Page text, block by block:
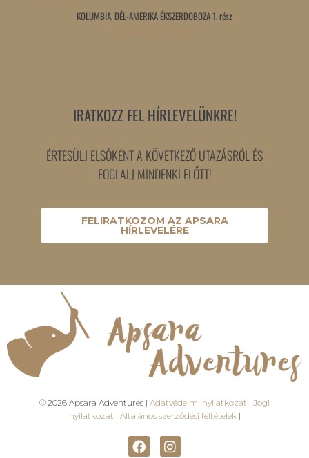
KOLUMBIA, DÉL-AMERIKA ÉKSZERDOBOZA 1. rész
IRATKOZZ FEL HÍRLEVELÜNKRE!
ÉRTESÜLJ ELSŐKÉNT A KÖVETKEZŐ UTAZÁSRÓL ÉS
FOGLALJ MINDENKI ELŐTT!
FELIRATKOZOM AZ APSARA
HÍRLEVELÉRE
© 2026 Apsara Adventures | Adatvédelmi nyilatkozat | Jogi
nyilatkozat | Általános szerződési feltételek |